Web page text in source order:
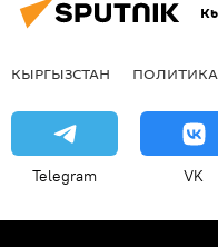
КЫРГЫЗСТАН ПОЛИТИКА
Telegram VK